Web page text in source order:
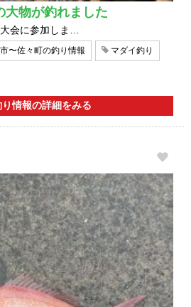
大物が釣れました
会に参加しま…
〜佐々町の釣り情報 マダイ釣り
り情報の詳細をみる